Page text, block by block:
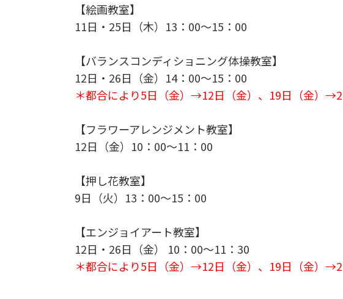
【絵画教室】
11日・25日（木）13：00～15：00
【バランスコンディショニング体操教室】
12日・26日（金）14：00～15：00
＊都合により5日（金）→12日（金）、19日（金）
【フラワーアレンジメント教室】
12日（金）10：00～11：00
【押し花教室】
9日（火）13：00～15：00
【エンジョイアート教室】
12日・26日（金） 10：00～11：30
＊都合により5日（金）→12日（金）、19日（金）